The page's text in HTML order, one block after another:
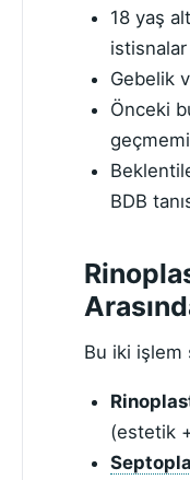
18 yaş
Gebelik
Önceki
BDB
Bu iki işlem
(estetik